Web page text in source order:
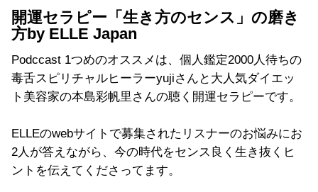
開運セラピー「生き方のセンス」の磨き
方by ELLE Japan
Podccast 1つめのオススメは、個人鑑定2000人待ちの
毒舌スピリチャルヒーラーyujiさんと大人気ダイエッ
ト美容家の本島彩帆里さんの聴く開運セラピーです。
ELLEのwebサイトで募集されたリスナーのお悩みにお
2人が答えながら、今の時代をセンス良く生き抜くヒ
ントを伝えてくださってます。